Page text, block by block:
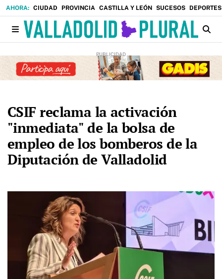
CIUDAD PROVINCIA CASTILLA Y LEÓN SUCESOS DEPORTES
CSIF reclama la activación
"inmediata" de la bolsa de
empleo de los bomberos de la
Diputación de Valladolid